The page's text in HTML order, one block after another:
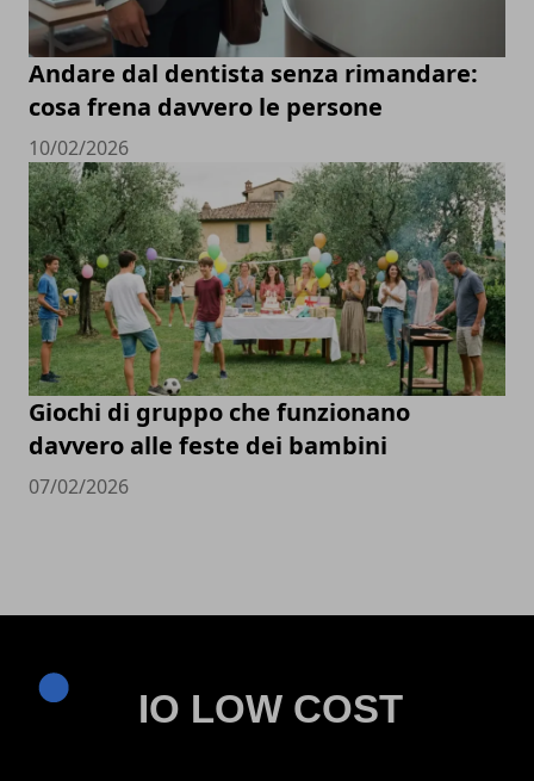
Andare dal dentista senza rimandare:
cosa frena davvero le persone
10/02/2026
Giochi di gruppo che funzionano
davvero alle feste dei bambini
07/02/2026